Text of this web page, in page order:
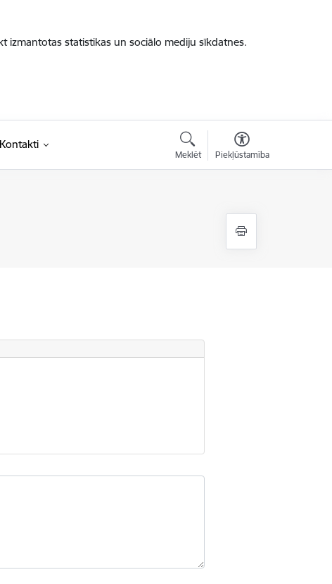
izmantotas statistikas un sociālo mediju sīkdatnes.
Kontakti
Meklēt Piekļūstamība